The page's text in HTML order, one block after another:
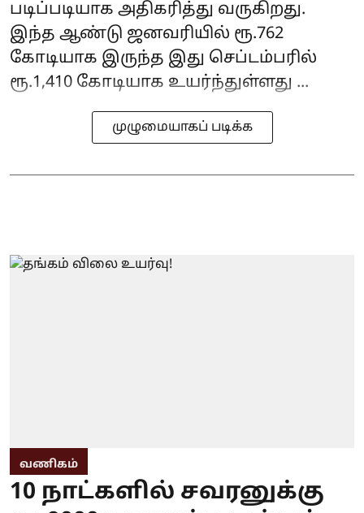
படிப்படியாக அதிகரித்து வருகிறது.
இந்த ஆண்டு ஜனவரியில் ரூ.762
கோடியாக இருந்த இது செப்டம்பரில்
ரூ.1,410 கோடியாக உயர்ந்துள்ளது ...
முழுமையாகப் படிக்க
வணிகம்
10 நாட்களில் சவரனுக்கு